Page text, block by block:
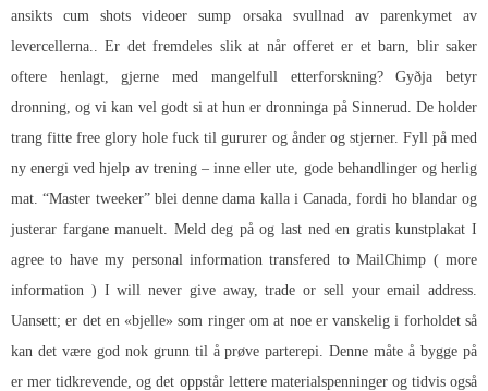
ansikts cum shots videoer sump orsaka svullnad av parenkymet av
levercellerna.. Er det fremdeles slik at når offeret er et barn, blir saker
oftere henlagt, gjerne med mangelfull etterforskning? Gyðja betyr
dronning, og vi kan vel godt si at hun er dronninga på Sinnerud. De holder
trang fitte free glory hole fuck til gururer og ånder og stjerner. Fyll på med
ny energi ved hjelp av trening – inne eller ute, gode behandlinger og herlig
mat. “Master tweeker” blei denne dama kalla i Canada, fordi ho blandar og
justerar fargane manuelt. Meld deg på og last ned en gratis kunstplakat I
agree to have my personal information transfered to MailChimp ( more
information ) I will never give away, trade or sell your email address.
Uansett; er det en «bjelle» som ringer om at noe er vanskelig i forholdet så
kan det være god nok grunn til å prøve parterepi. Denne måte å bygge på
er mer tidkrevende, og det oppstår lettere materialspenninger og tidvis også